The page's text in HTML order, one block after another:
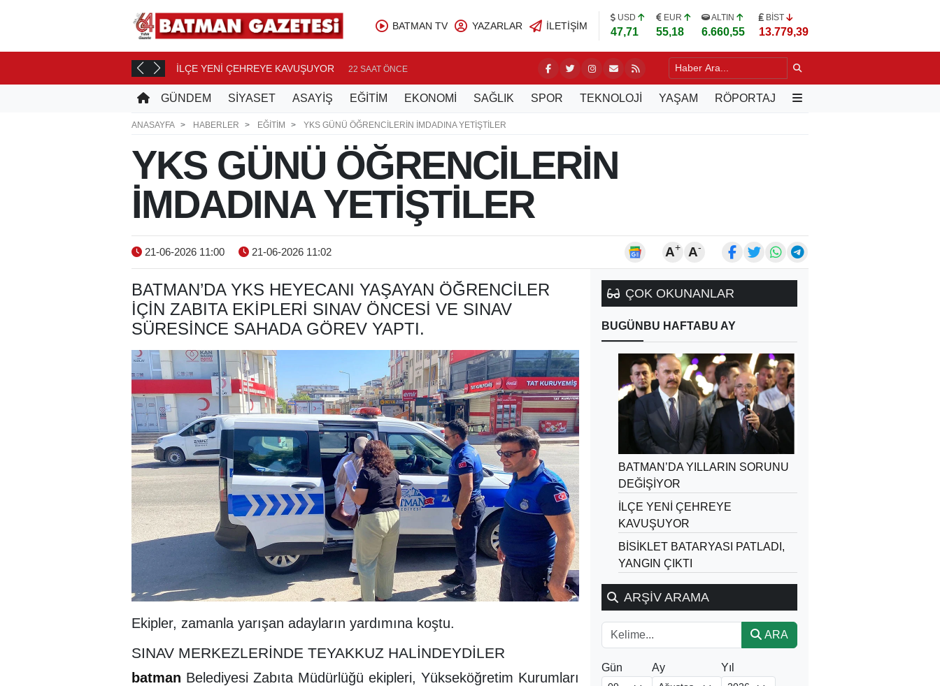
BATMAN TV YAZARLAR İLETIŞIM
USD
47,71
EUR
55,18
ALTIN
6.660,55
BİST
13.779,39
İLÇE YENİ ÇEHREYE KAVUŞUYOR 22 SAAT ÖNCE BATMAN’DA YILLARIN SORUNU DEĞİŞİYOR 22 SAAT ÖNCE
GÜNDEM SİYASET ASAYİŞ EĞİTİM EKONOMİ SAĞLIK SPOR TEKNOLOJİ YAŞAM RÖPORTAJ
ANASAYFA HABERLER EĞİTİM YKS GÜNÜ ÖĞRENCİLERİN İMDADINA YETİŞTİLER
YKS GÜNÜ ÖĞRENCİLERİN
İMDADINA YETİŞTİLER
21-06-2026 11:00 21-06-2026 11:02 A+ A-
BATMAN’DA YKS HEYECANI YAŞAYAN ÖĞRENCILER
IÇIN ZABITA EKIPLERI SINAV ÖNCESI VE SINAV
SÜRESINCE SAHADA GÖREV YAPTI.
Ekipler, zamanla yarışan adayların yardımına koştu.
SINAV MERKEZLERİNDE TEYAKKUZ HALİNDEYDİLER
batman Belediyesi Zabıta Müdürlüğü ekipleri, Yükseköğretim Kurumları
ÇOK OKUNANLAR
BUGÜN BU HAFTA BU AY
BATMAN’DA YILLARIN SORUNU
DEĞİŞİYOR
İLÇE YENİ ÇEHREYE
KAVUŞUYOR
BİSİKLET BATARYASI PATLADI,
YANGIN ÇIKTI
ARŞİV ARAMA
ARA
Gün Ay Yıl